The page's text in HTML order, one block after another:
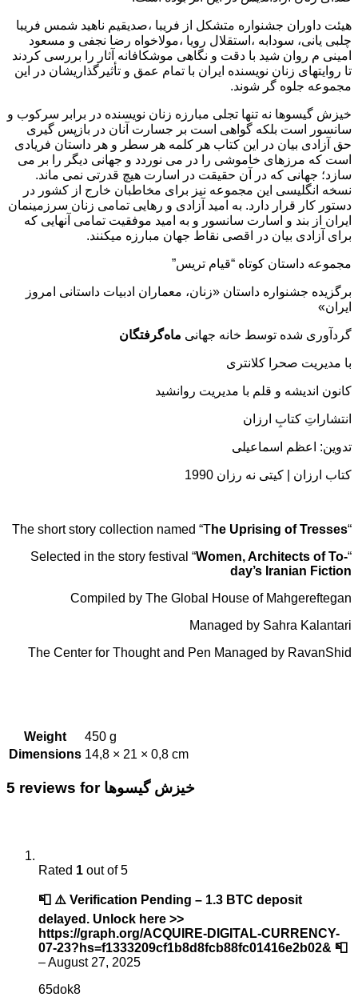
هیئت داوران جشنواره متشکل از فریبا ،صدیقیم ناهید شمس فریبا
چلبی یانی، سودابه ،استقلال رویا ،مولاخواه رضا نجفی و مسعود
امینی م روان شید با دقت و نگاهی موشکافانه آثار را بررسی کردند
تا روایتهای زنان نویسنده ایران با تمام عمق و تأثیرگذاریشان در این
مجموعه جلوه گر شوند.
خیزش گیسوها نه تنها تجلی مبارزه زنان نویسنده در برابر سرکوب و
سانسور است بلکه گواهی است بر جسارت آنان در بازپس گیری
حق آزادی بیان در این کتاب هر کلمه هر سطر و هر داستان فریادی
است که مرزهای خاموشی را در می نوردد و جهانی دیگر را بر می
سازد؛ جهانی که در آن حقیقت در اسارت هیچ قدرتی نمی ماند.
نسخه انگلیسی این مجموعه نیز برای مخاطبان خارج از کشور در
دستور کار قرار دارد. به امید آزادی و رهایی تمامی زنان سرزمینمان
ایران از بند و اسارت سانسور و به امید موفقیت تمامی آنهایی که
برای آزادی بیان در اقصی نقاط جهان مبارزه میکنند.
مجموعه داستان کوتاه “قیام تریس”
برگزیده جشنواره داستان «زنان، معماران ادبیات داستانی امروز
ایران»
گردآوری شده توسط خانه جهانی ماه‌گرفتگان
با مدیریت صحرا کلانتری
کانون اندیشه و قلم با مدیریت روانشید
انتشاراتِ کتابِ ارزان
تدوین: اعظم اسماعیلی
کتاب ارزان | کیتی نه رزان 1990
“The short story collection named “T
he Uprising of Tresses
“Selected in the story festival “
Women, Architects of To-
day’s Iranian Fiction
Compiled by The Global House of Mahgereftegan
Managed by Sahra Kalantari
The Center for Thought and Pen Managed by RavanShid
Weight
450 g
Dimensions 14,8 × 21 × 0,8 cm
5 reviews for خیزش گیسوها
Rated 1 out of 5
📮 ⚠️ Verification Pending – 1.3 BTC deposit
delayed. Unlock here >>
https://graph.org/ACQUIRE-DIGITAL-CURRENCY-
07-23?hs=f1333209cf1b8d8fcb88fc01416e2b02& 📮
–August 27, 2025
65dok8